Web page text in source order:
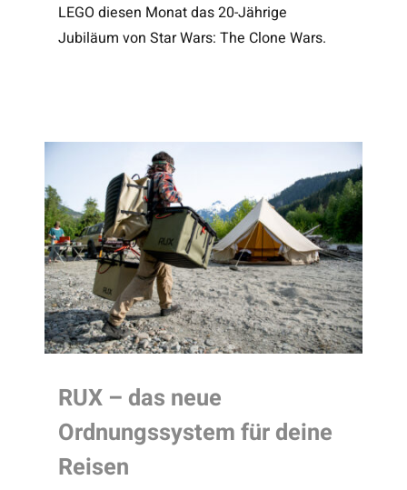
LEGO diesen Monat das 20-Jährige
Jubiläum von Star Wars: The Clone Wars.
RUX – das neue
Ordnungssystem für deine
Reisen